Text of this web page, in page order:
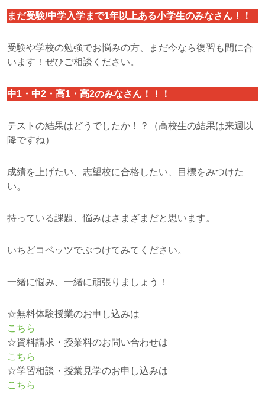
まだ受験/中学入学まで1年以上ある小学生のみなさん！！
受験や学校の勉強でお悩みの方、まだ今なら復習も間に合
います！ぜひご相談ください。
中1・中2・高1・高2のみなさん！！！
テストの結果はどうでしたか！？（高校生の結果は来週以
降ですね）
成績を上げたい、志望校に合格したい、目標をみつけた
い。
持っている課題、悩みはさまざまだと思います。
いちどコベッツでぶつけてみてください。
一緒に悩み、一緒に頑張りましょう！
☆無料体験授業のお申し込みは
こちら
☆資料請求・授業料のお問い合わせは
こちら
☆学習相談・授業見学のお申し込みは
こちら